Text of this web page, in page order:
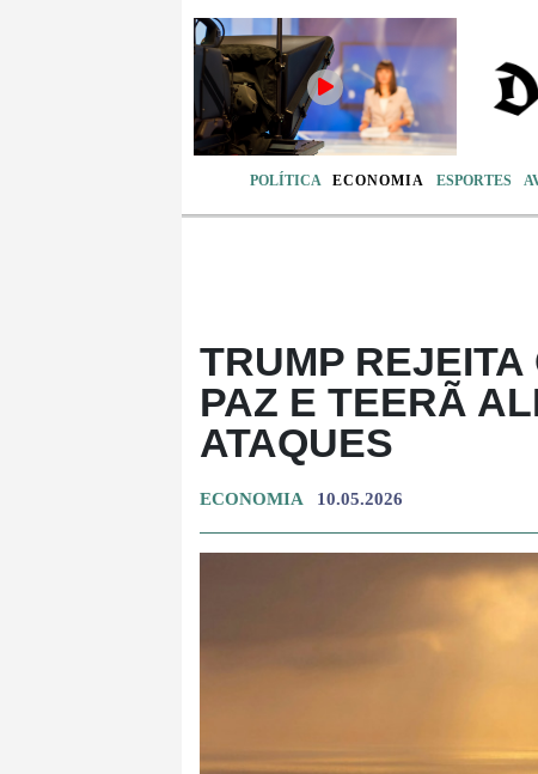
POLÍTICA ECONOMIA ESPORTES
TRUMP
PAZ E TEERÃ
ATAQUES
ECONOMIA 10.05.2026